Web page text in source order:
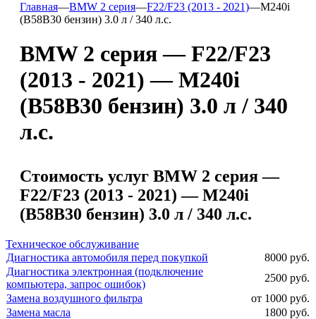
Главная—BMW 2 серия—F22/F23 (2013 - 2021)—M240i
(B58B30 бензин) 3.0 л / 340 л.с.
BMW 2 серия — F22/F23
(2013 - 2021) — M240i
(B58B30 бензин) 3.0 л / 340
л.с.
Стоимость услуг BMW 2 серия —
F22/F23 (2013 - 2021) — M240i
(B58B30 бензин) 3.0 л / 340 л.с.
Техническое обслуживание
Диагностика автомобиля перед покупкой
8000 руб.
Диагностика электронная (подключение
компьютера, запрос ошибок)
2500 руб.
Замена воздушного фильтра
от 1000 руб.
Замена масла
1800 руб.